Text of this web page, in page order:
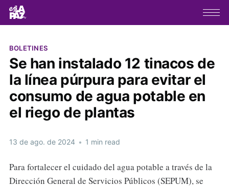
BOLETINES
Se han instalado 12 tinacos de
la línea púrpura para evitar el
consumo de agua potable en
el riego de plantas
13 de ago. de 2024 • 1 min read
Para fortalecer el cuidado del agua potable a través de la
Dirección General de Servicios Públicos (SEPUM), se